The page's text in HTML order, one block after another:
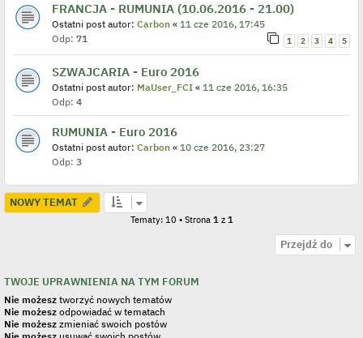
FRANCJA - RUMUNIA (10.06.2016 - 21.00)
Ostatni post autor: Carbon « 11 cze 2016, 17:45
Odp: 71 1 2 3 4 5
SZWAJCARIA - Euro 2016
Ostatni post autor: MaUser_FCI « 11 cze 2016, 16:35
Odp: 4
RUMUNIA - Euro 2016
Ostatni post autor: Carbon « 10 cze 2016, 23:27
Odp: 3
NOWY TEMAT
Tematy: 10 • Strona 1z 1
Przejdź do
TWOJE UPRAWNIENIA NA TYM FORUM
Nie możesz tworzyć nowych tematów
Nie możesz odpowiadać w tematach
Nie możesz zmieniać swoich postów